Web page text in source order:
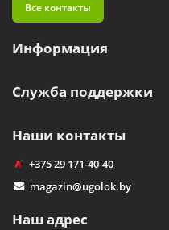
Все контакты
Информация
Служба поддержки
Наши контакты
+375 29 171-40-40
magazin@ugolok.by
Наш адрес